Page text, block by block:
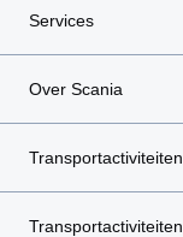
Services
Over Scania
Transportactiviteiten
Transportactiviteiten